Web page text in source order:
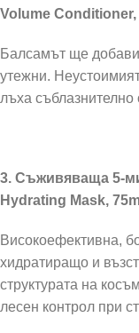
Volume Conditioner,
Балсамът ще добави
утежни.
лъха съблазнително
3. Съживяваща 5-
Hydrating Mask,
Високоефективна,
хидратиращо и
структурата на
лесен контрол при